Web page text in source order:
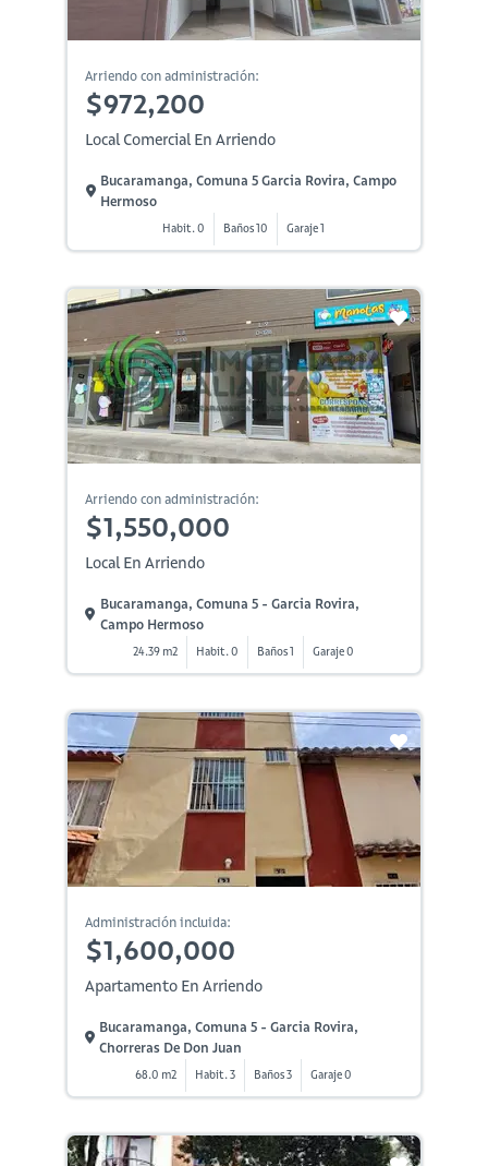
Arriendo con administración:
$972,200
Local Comercial En Arriendo
Bucaramanga, Comuna 5 Garcia Rovira, Campo
Hermoso
Habit. 0 Baños 10 Garaje 1
Arriendo con administración:
$1,550,000
Local En Arriendo
Bucaramanga, Comuna 5 - Garcia Rovira,
Campo Hermoso
24.39 m2 Habit. 0 Baños 1 Garaje 0
Administración incluida:
$1,600,000
Apartamento En Arriendo
Bucaramanga, Comuna 5 - Garcia Rovira,
Chorreras De Don Juan
68.0 m2 Habit. 3 Baños 3 Garaje 0